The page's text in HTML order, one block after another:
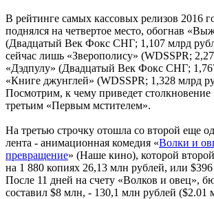
В рейтинге самых кассовых релизов 2016
поднялся на четвертое место, обогнав
(Двадцатый Век Фокс СНГ; 1,107 млрд
сейчас лишь «Зверополису» (WDSSPR;
«Дэдпулу» (Двадцатый Век Фокс СНГ;
«Книге джунглей» (WDSSPR; 1,328 млрд
Посмотрим, к чему приведет
третьим «Первым мстителем».
На третью строчку отошла со второй еще
лента - анимационная комедия «Волки и
превращение» (Наше кино), которой
на 1 880 копиях 26,13 млн рублей, или
После 11 дней на счету «Волков и овец»,
составил $8 млн, - 130,1 млн рублей ($2.01